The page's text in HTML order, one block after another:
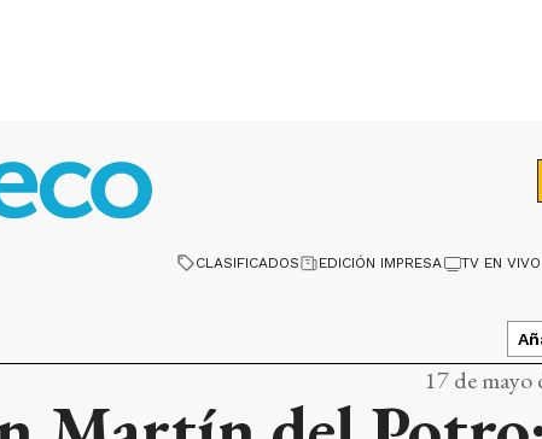
CLASIFICADOS EDICIÓN IMPRESA TV EN VIVO
17 de mayo